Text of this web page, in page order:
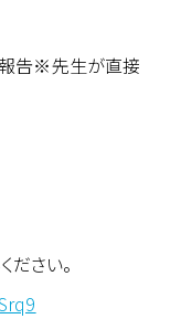
報告※先生が直接
ださい。